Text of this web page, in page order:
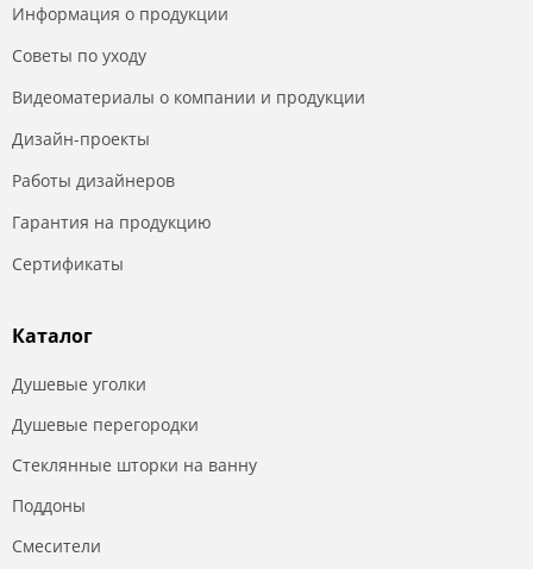
Информация о продукции
Советы по уходу
Видеоматериалы о компании и продукции
Дизайн-проекты
Работы дизайнеров
Гарантия на продукцию
Сертификаты
Каталог
Душевые уголки
Душевые перегородки
Стеклянные шторки на ванну
Поддоны
Смесители